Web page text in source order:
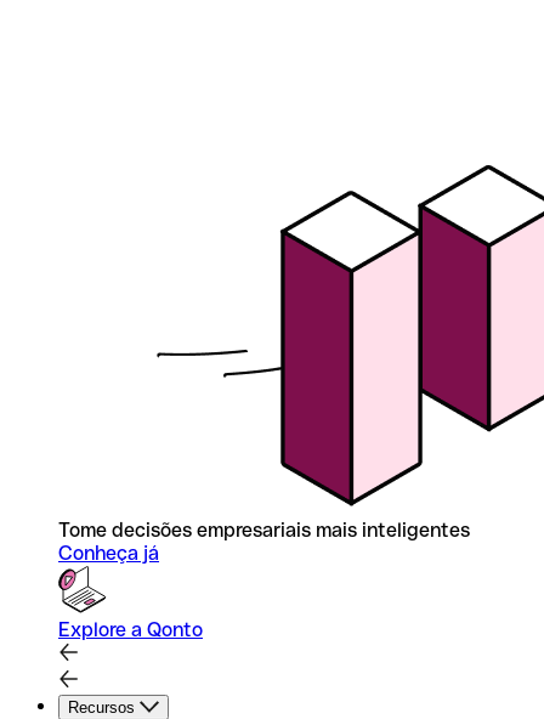
Tome decisões empresariais mais inteligentes
Conheça já
Explore a Qonto
Recursos